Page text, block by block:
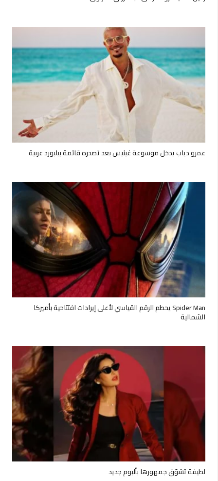
عمرو دياب يدخل موسوعة غينيس بعد تصدره قائمة بيلبورد عربية
Spider Man يحطم الرقم القياسي لأعلى إيرادات افتتاحية بأميركا
الشمالية
لطيفة تشوّق جمهورها بألبوم جديد